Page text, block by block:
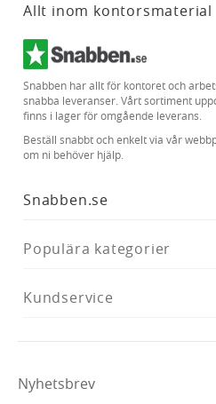
Allt inom kontorsmaterial
Snabben har allt för kontoret och
snabba leveranser. Vårt sortiment
finns i lager för omgående leverans.
Beställ snabbt och enkelt via vår
om ni behöver hjälp.
Snabben.se
Populära kategorier
Kundservice
Nyhetsbrev